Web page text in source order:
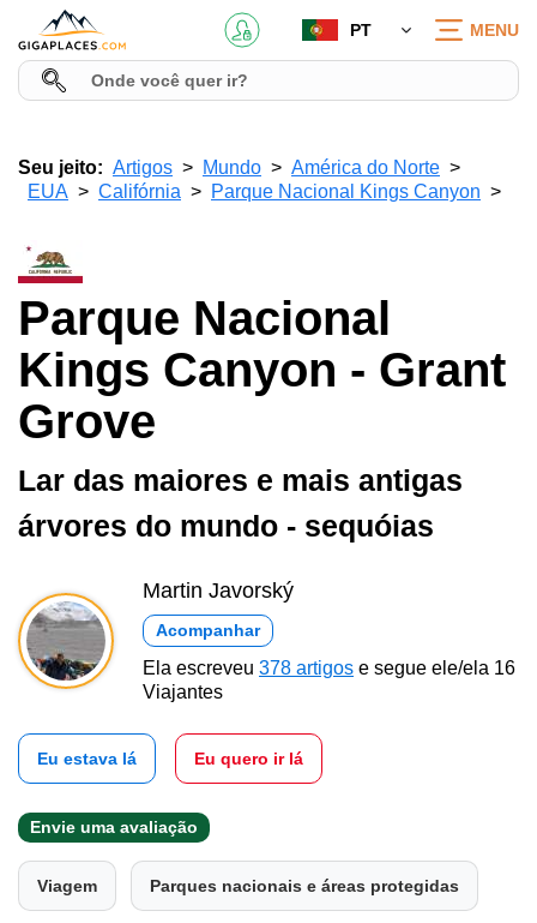
PT MENU
Seu jeito: Artigos Mundo
América do Norte
EUA
Califórnia Parque Nacional Kings Canyon
Parque Nacional
Kings Canyon - Grant
Grove
Lar das maiores e mais antigas
árvores do mundo - sequóias
Martin Javorský
Acompanhar
Ela escreveu 378 artigos e segue ele/ela 16
Viajantes
Eu estava lá Eu quero ir lá
Envie uma avaliação
Viagem Parques nacionais e áreas protegidas